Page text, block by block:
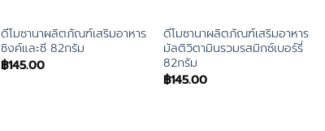
ดีโมซานาผลิตภัณฑ์เสริมอาหาร
ซิงค์และซี 82กรัม
฿145.00
ดีโมซานาผลิตภัณฑ์เสริมอาหาร
มัลติวิตามินรวมรสมิกซ์เบอร์รี่
82กรัม
฿145.00